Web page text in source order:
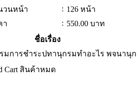
วนหน้า
: 126 หน้า
า
: 550.00 บาท
ชื่อเรื่อง
มการชำระปทานุกรมทำอะไร พจนานุ
Cart สินค้าหมด